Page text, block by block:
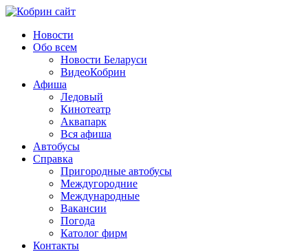
Новости
Обо всем
Новости Беларуси
ВидеоКобрин
Афиша
Ледовый
Кинотеатр
Аквапарк
Вся афиша
Автобусы
Справка
Пригородные автобусы
Междугородние
Международные
Вакансии
Погода
Католог фирм
Контакты